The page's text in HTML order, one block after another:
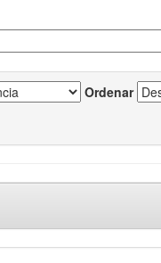
Ordenar